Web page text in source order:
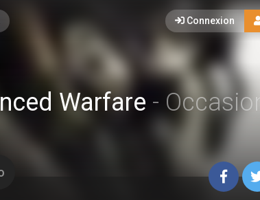
Connexion
Warfare -